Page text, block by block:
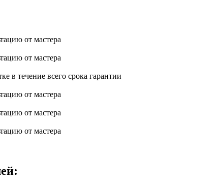
от мастера
от мастера
в течение всего срока гарантии
от мастера
от мастера
от мастера